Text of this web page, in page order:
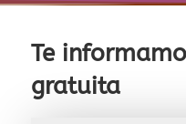
Te
gratuita